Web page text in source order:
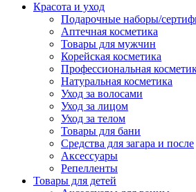
Красота и уход
Подарочные наборы/
Аптечная косметика
Товары для мужчин
Корейская косметика
Профессиональная
Натуральная косметика
Уход за волосами
Уход за лицом
Уход за телом
Товары для бани
Средства для загара и после
Аксессуары
Репелленты
Товары для детей